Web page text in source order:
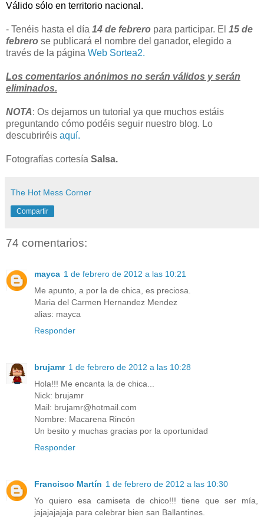
Válido sólo en territorio nacional.
- Tenéis hasta el día 14 de febrero para participar. El 15 de
febrero se publicará el nombre del ganador, elegido a
través de la página Web Sortea2.
Los comentarios anónimos no serán válidos y serán
eliminados.
NOTA: Os dejamos un tutorial ya que muchos estáis
preguntando cómo podéis seguir nuestro blog. Lo
descubriréis aquí.
Fotografías cortesía Salsa.
The Hot Mess Corner
Compartir
74 comentarios:
mayca 1 de febrero de 2012 a las 10:21
Me apunto, a por la de chica, es preciosa.
Maria del Carmen Hernandez Mendez
alias: mayca
Responder
brujamr 1 de febrero de 2012 a las 10:28
Hola!!! Me encanta la de chica...
Nick: brujamr
Mail: brujamr@hotmail.com
Nombre: Macarena Rincón
Un besito y muchas gracias por la oportunidad
Responder
Francisco Martín 1 de febrero de 2012 a las 10:30
Yo quiero esa camiseta de chico!!! tiene que ser mía,
jajajajajaja para celebrar bien san Ballantines.